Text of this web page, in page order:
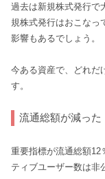
過去は新規株式発行で
規株式発行はおこなっ
影響もあるでしょう。
今ある資産で、どれだ
す。
流通総額が減った
重要指標が流通総額12
ティブユーザー数は非